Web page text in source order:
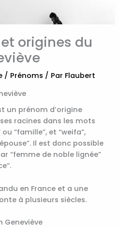
origines du
/ Prénoms / Par Flaubert
un prénom d’origine
racines dans les mots
“famille”, et “weifa”,
Il est donc possible
“femme de noble lignée”
en France et a une
à plusieurs siècles.
Geneviève